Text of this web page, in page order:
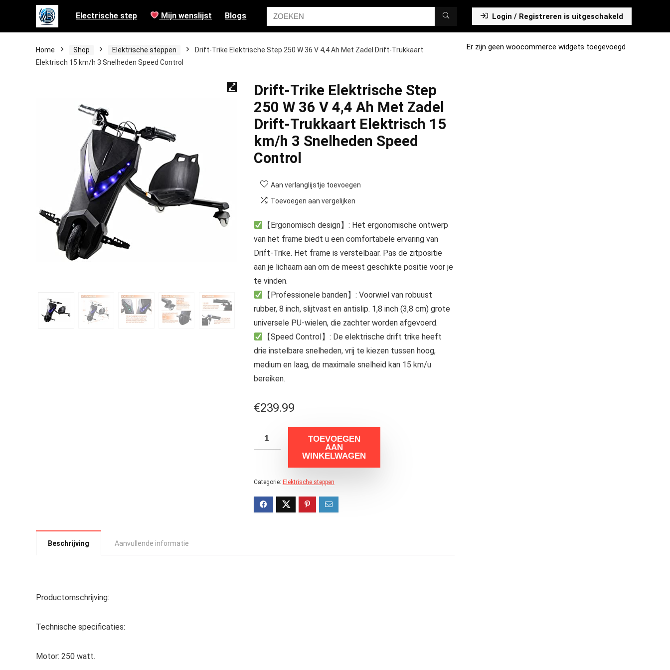
Electrische step Mijn wenslijst Blogs Login / Registreren is uitgeschakeld
Home Shop Elektrische steppen
Drift-Trike Elektrische Step 250 W 36 V 4,4 Ah Met Zadel Drift-Trukkaart
Elektrisch 15 km/h 3 Snelheden Speed Control
Drift-Trike Elektrische Step
250 W 36 V 4,4 Ah Met Zadel
Drift-Trukkaart Elektrisch 15
km/h 3 Snelheden Speed
Control
Aan verlanglijstje toevoegen
Toevoegen aan vergelijken
【Ergonomisch design】: Het ergonomische ontwerp
van het frame biedt u een comfortabele ervaring van
Drift-Trike. Het frame is verstelbaar. Pas de zitpositie
aan je lichaam aan om de meest geschikte positie voor je
te vinden.
【Professionele banden】: Voorwiel van robuust
rubber, 8 inch, slijtvast en antislip. 1,8 inch (3,8 cm) grote
universele PU-wielen, die zachter worden afgevoerd.
【Speed Control】: De elektrische drift trike heeft
drie instelbare snelheden, vrij te kiezen tussen hoog,
medium en laag, de maximale snelheid kan 15 km/u
bereiken.
€239.99
TOEVOEGEN
AAN
WINKELWAGEN
Categorie: Elektrische steppen
Beschrijving Aanvullende informatie
Productomschrijving:
Technische specificaties:
Motor: 250 watt.
Er zijn geen woocommerce widgets toegevoegd